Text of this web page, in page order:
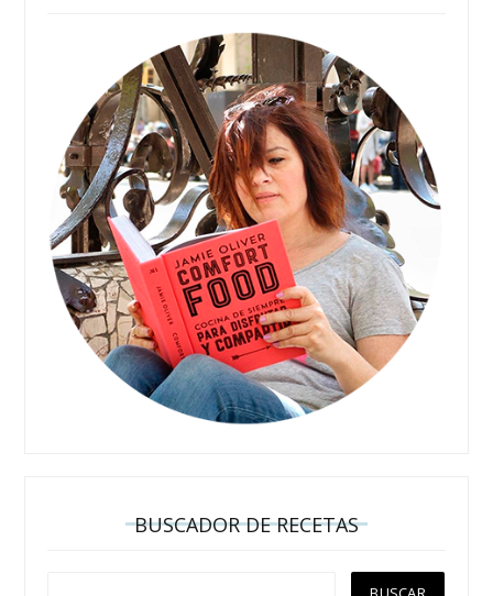
BUSCADOR DE RECETAS